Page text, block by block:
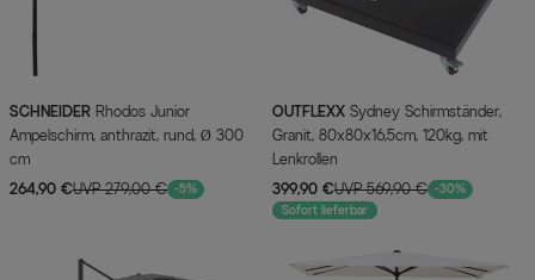
SCHNEIDER
Ampelschirm, anthrazit, rund, Ø 300
cm
264,90 €UVP 279,00 € -5%
OUTFLEXX
Granit, 80x80x16,5cm, 120kg, mit
Lenkrollen
399,90 €UVP 569,90 € -30%
Sofort lieferbar